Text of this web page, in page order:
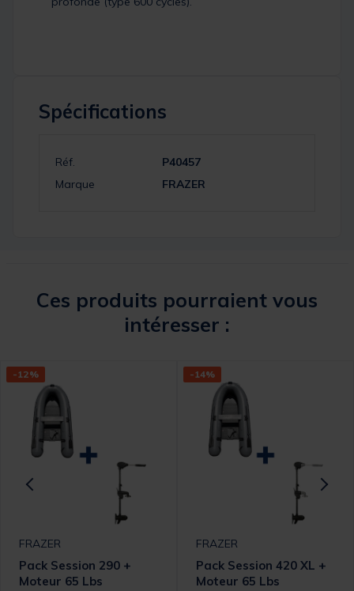
Spécifications
Réf.
P40457
Marque
FRAZER
Ces produits pourraient vous
intéresser :
-12%
FRAZER
Pack Session 290 +
Moteur 65 Lbs
-14%
FRAZER
Pack Session 420 XL +
Moteur 65 Lbs